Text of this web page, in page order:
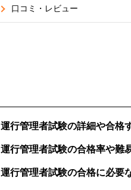
口コミ・レビュー
運行管理者試験の詳細や合格
運行管理者試験の合格率や難
運行管理者試験の合格に必要